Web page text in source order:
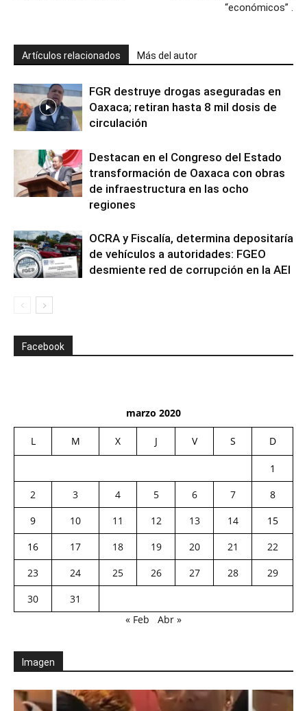
“económicos” .
Artículos relacionados Más del autor
FGR destruye drogas aseguradas en
Oaxaca; retiran hasta 8 mil dosis de
circulación
Destacan en el Congreso del Estado
transformación de Oaxaca con obras
de infraestructura en las ocho
regiones
OCRA y Fiscalía, determina depositaría
de vehículos a autoridades: FGEO
desmiente red de corrupción en la AEI
Facebook
marzo 2020
L M X J V S D
1
2
3 4 5 6 7
8
9
10 11 12 13 14
15
16
17 18 19 20 21
22
23
24 25 26 27 28
29
30
31
« Feb
Abr »
Imagen